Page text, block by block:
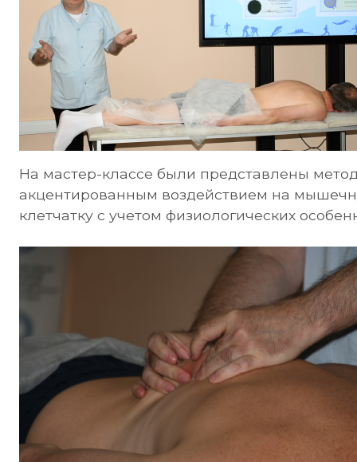
На мастер-классе были представлены
акцентированным воздействием на
клетчатку с учетом физиологических